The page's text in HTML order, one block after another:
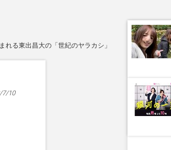
れる東出昌大の「世紀のヤラカシ」
7/10